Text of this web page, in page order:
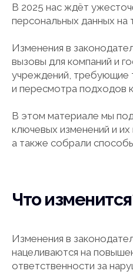
В 2025 нас ждёт
персональных данных на
Изменения в
вызовы для компаний и
учреждений, требующие
и пересмотра подходов
В этом материале мы
ключевых изменений и их
а также собрали
Что
Изменения в
нацеливаются на
ответственности за